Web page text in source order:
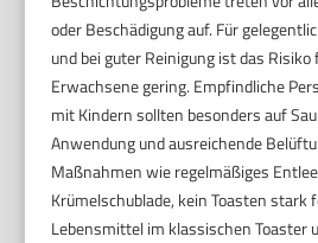
oder Beschädigung auf. Für
und bei guter Reinigung ist das Risiko
Erwachsene gering. Empfindliche
mit Kindern sollten besonders auf
Anwendung und ausreichende
Maßnahmen wie regelmäßiges
Krümelschublade, kein Toasten stark
Lebensmittel im klassischen Toaster